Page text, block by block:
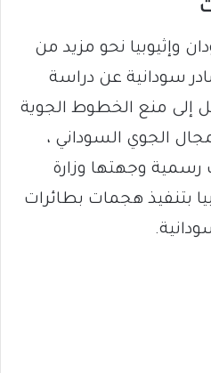
وإثيوبيا نحو مزيد من
سودانية عن دراسة
إلى منع الخطوط الجوية
الجوي السوداني ،
وجهتها وزارة
بتنفيذ هجمات بطائرات